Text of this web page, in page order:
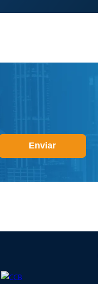
Enviar